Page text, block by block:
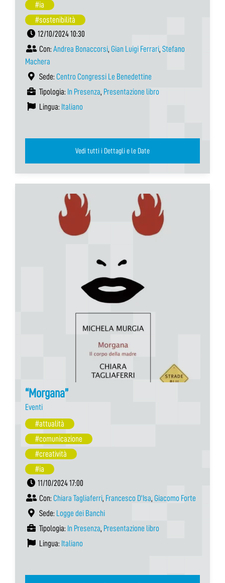
#ia
#sostenibilità
12/10/2024 10:30
Con: Andrea Bonaccorsi, Gian Luigi Ferrari, Stefano
Machera
Sede: Centro Congressi Le Benedettine
Tipologia: In Presenza, Presentazione libro
Lingua: Italiano
Vedi tutti i Dettagli e le Date
“Morgana”
Eventi
#attualità
#comunicazione
#creatività
#ia
11/10/2024 17:00
Con: Chiara Tagliaferri, Francesco D'Isa, Giacomo Forte
Sede: Logge dei Banchi
Tipologia: In Presenza, Presentazione libro
Lingua: Italiano